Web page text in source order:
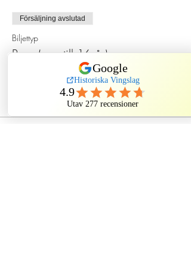
Försäljning avslutad
Biljettyp
Barn (upp till 16 år)
130,00 kr